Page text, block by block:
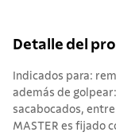
Detalle del
Indicados para:
además de
sacabocados,
MASTER es fijado